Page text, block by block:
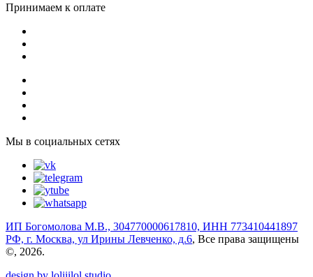
Принимаем к оплате
Мы в социальных сетях
ИП Богомолова М.В., 304770000617810, ИНН 773410441897
РФ, г. Москва, ул Ирины Левченко, д.6, Все права защищены
©, 2026.